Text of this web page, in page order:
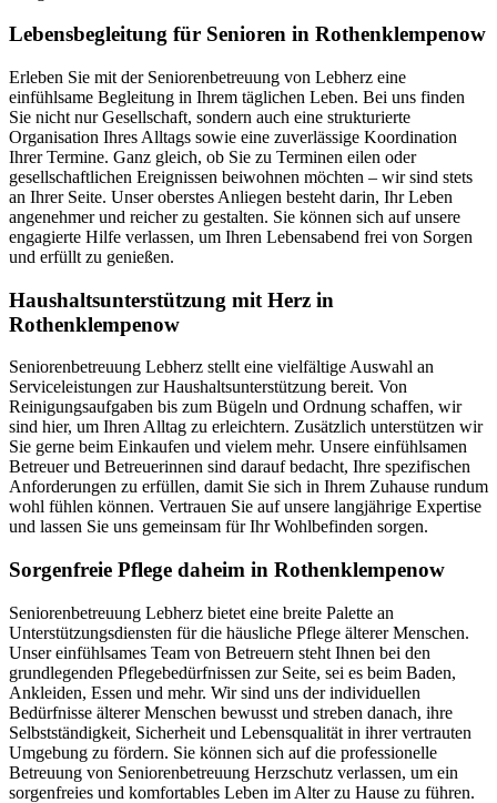
Lebensbegleitung für Senioren in Rothenklempenow
Erleben Sie mit der Seniorenbetreuung von Lebherz eine
einfühlsame Begleitung in Ihrem täglichen Leben. Bei uns finden
Sie nicht nur Gesellschaft, sondern auch eine strukturierte
Organisation Ihres Alltags sowie eine zuverlässige Koordination
Ihrer Termine. Ganz gleich, ob Sie zu Terminen eilen oder
gesellschaftlichen Ereignissen beiwohnen möchten – wir sind stets
an Ihrer Seite. Unser oberstes Anliegen besteht darin, Ihr Leben
angenehmer und reicher zu gestalten. Sie können sich auf unsere
engagierte Hilfe verlassen, um Ihren Lebensabend frei von Sorgen
und erfüllt zu genießen.
Haushalts­unterstützung mit Herz in
Rothenklempenow
Seniorenbetreuung Lebherz stellt eine vielfältige Auswahl an
Serviceleistungen zur Haushaltsunterstützung bereit. Von
Reinigungsaufgaben bis zum Bügeln und Ordnung schaffen, wir
sind hier, um Ihren Alltag zu erleichtern. Zusätzlich unterstützen wir
Sie gerne beim Einkaufen und vielem mehr. Unsere einfühlsamen
Betreuer und Betreuerinnen sind darauf bedacht, Ihre spezifischen
Anforderungen zu erfüllen, damit Sie sich in Ihrem Zuhause rundum
wohl fühlen können. Vertrauen Sie auf unsere langjährige Expertise
und lassen Sie uns gemeinsam für Ihr Wohlbefinden sorgen.
Sorgenfreie Pflege daheim in Rothenklempenow
Seniorenbetreuung Lebherz bietet eine breite Palette an
Unterstützungsdiensten für die häusliche Pflege älterer Menschen.
Unser einfühlsames Team von Betreuern steht Ihnen bei den
grundlegenden Pflegebedürfnissen zur Seite, sei es beim Baden,
Ankleiden, Essen und mehr. Wir sind uns der individuellen
Bedürfnisse älterer Menschen bewusst und streben danach, ihre
Selbstständigkeit, Sicherheit und Lebensqualität in ihrer vertrauten
Umgebung zu fördern. Sie können sich auf die professionelle
Betreuung von Seniorenbetreuung Herzschutz verlassen, um ein
sorgenfreies und komfortables Leben im Alter zu Hause zu führen.